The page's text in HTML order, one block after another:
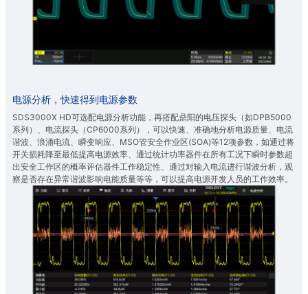
电源分析，快速得到电源参数
SDS3000X HD可选配电源分析功能，再搭配鼎阳的电压探头（如DPB5000
系列）、电流探头（CP6000系列），可以快速、准确地分析电源质量、电流
谐波、浪涌电流、瞬变响应、MSO管安全作业区(SOA)等12项参数，如通过将
开关损耗降至最低提高电源效率、通过统计功率器件在所有工况下瞬时参数超
出安全工作区的概率评估器件工作稳定性、通过对输入电流进行谐波分析，观
察是否存在异常谐波影响电能质量等等，可以提高电源开发人员的工作效率。